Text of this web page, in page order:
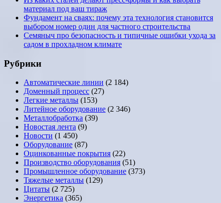
материал под ваш тираж
Фундамент на сваях: почему эта технология становится
выбором номер один для частного строительства
Семяныч про безопасность и типичные ошибки ухода за
садом в прохладном климате
Рубрики
Автоматические линии (2 184)
Доменный процесс (27)
Легкие металлы (153)
Литейное оборудование (2 346)
Металлобработка (39)
Новостая лента (9)
Новости (1 450)
Оборудование (87)
Оцинкованные покрытия (22)
Производство оборудования (51)
Промышленное оборудование (373)
Тяжелые металлы (129)
Цитаты (2 725)
Энергетика (365)